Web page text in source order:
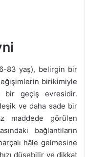
83 yaş), belirgin bir
birikimiyle
bir geçiş evresidir.
ve daha sade bir
maddede görülen
bağlantıların
hâle gelmesine
düşebilir ve dikkat